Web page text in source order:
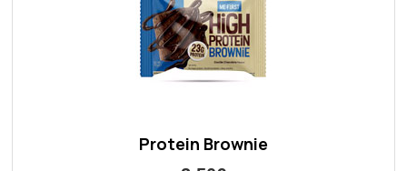
Protein Brownie